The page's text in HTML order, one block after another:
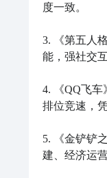
度一致。
3. 《第五人
能，强社交
4. 《QQ飞
排位竞速，
5. 《金铲铲
建、经济运